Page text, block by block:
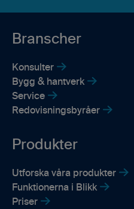
Branscher
Konsulter
Bygg & hantverk
Service
Redovisningsbyråer
Produkter
Utforska våra produkter
Funktionerna i Blikk
Priser